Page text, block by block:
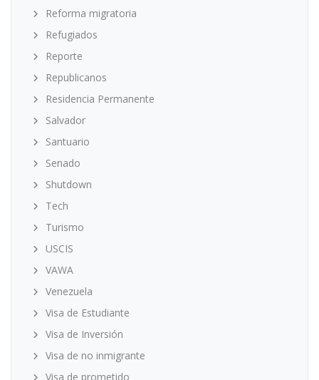
Reforma migratoria
Refugiados
Reporte
Republicanos
Residencia Permanente
Salvador
Santuario
Senado
Shutdown
Tech
Turismo
USCIS
VAWA
Venezuela
Visa de Estudiante
Visa de Inversión
Visa de no inmigrante
Visa de prometido